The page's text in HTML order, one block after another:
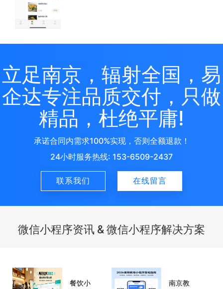
小程序案例-
统
南京小曼谷酒店
点餐系统集拼
团、优惠券等促
销模块
立足南京，辐射全国，易
企达专注品质交付，只做
精品，杜绝平庸!
承诺合同内需求100%实现，否则全额退款！
24小时服务热线: 153-6509-2437
联系我们 在线留言
微信小程序资讯 & 微信小程序解决方案
餐饮小
南京教